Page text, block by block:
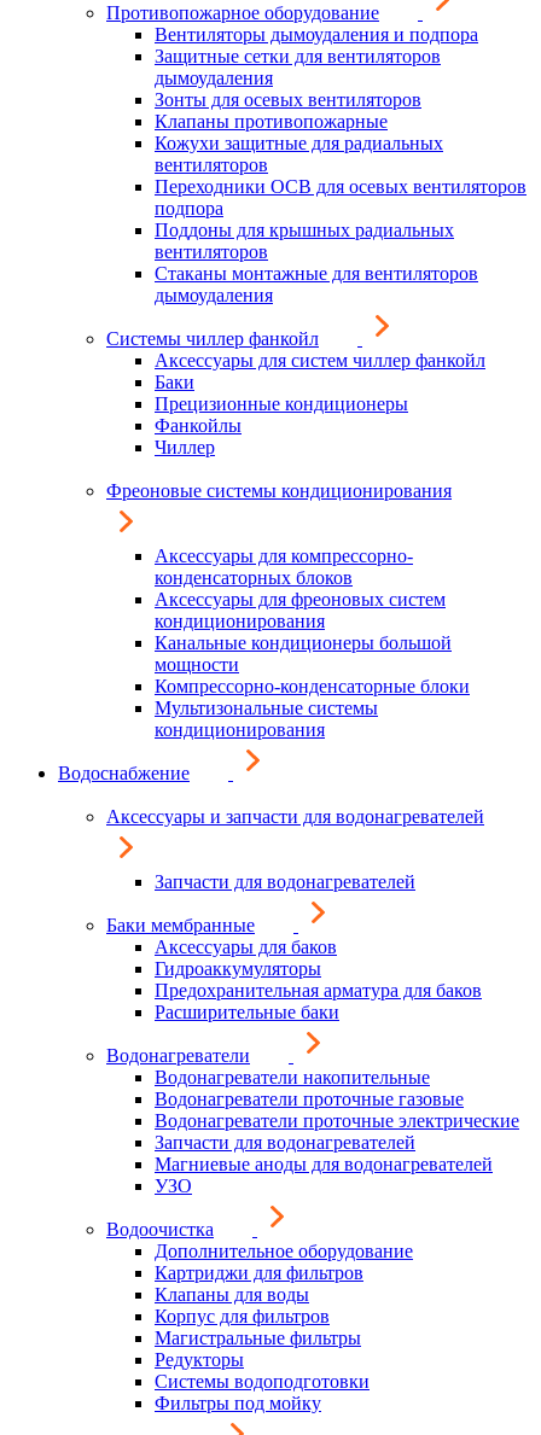
Противопожарное оборудование
Вентиляторы дымоудаления и подпора
Защитные сетки для вентиляторов
дымоудаления
Зонты для осевых вентиляторов
Клапаны противопожарные
Кожухи защитные для радиальных
вентиляторов
Переходники ОСВ для осевых вентиляторов
подпора
Поддоны для крышных радиальных
вентиляторов
Стаканы монтажные для вентиляторов
дымоудаления
Системы чиллер фанкойл
Аксессуары для систем чиллер фанкойл
Баки
Прецизионные кондиционеры
Фанкойлы
Чиллер
Фреоновые системы кондиционирования
Аксессуары для компрессорно-
конденсаторных блоков
Аксессуары для фреоновых систем
кондиционирования
Канальные кондиционеры большой
мощности
Компрессорно-конденсаторные блоки
Мультизональные системы
кондиционирования
Водоснабжение
Аксессуары и запчасти для водонагревателей
Запчасти для водонагревателей
Баки мембранные
Аксессуары для баков
Гидроаккумуляторы
Предохранительная арматура для баков
Расширительные баки
Водонагреватели
Водонагреватели накопительные
Водонагреватели проточные газовые
Водонагреватели проточные электрические
Запчасти для водонагревателей
Магниевые аноды для водонагревателей
УЗО
Водоочистка
Дополнительное оборудование
Картриджи для фильтров
Клапаны для воды
Корпус для фильтров
Магистральные фильтры
Редукторы
Системы водоподготовки
Фильтры под мойку